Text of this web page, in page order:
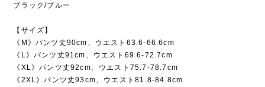
ブラック/ブルー
【サイズ】
《M》パンツ丈90cm、ウエスト63.6-66.6cm
《L》パンツ丈91cm、ウエスト69.6-72.7cm
《XL》パンツ丈92cm、ウエスト75.7-78.7cm
《2XL》パンツ丈93cm、ウエスト81.8-84.8cm